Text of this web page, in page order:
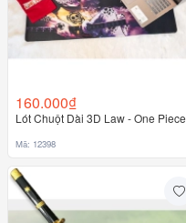
160.000₫
Lót Chuột Dài 3D Law - One Piece
Mã: 12398